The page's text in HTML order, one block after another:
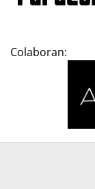
Colaboran: